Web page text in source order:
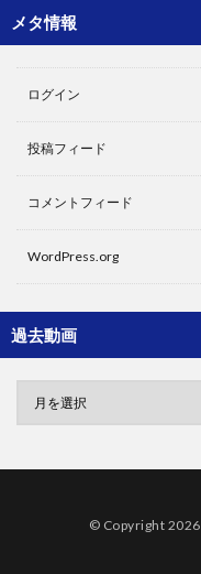
メタ情報
ログイン
投稿フィード
コメントフィード
WordPress.org
過去動画
© Copyright 2026